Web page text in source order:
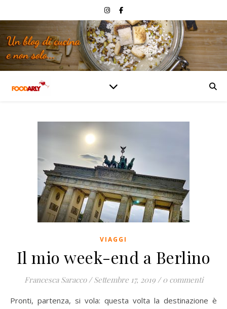
VIAGGI
Il mio week-end a Berlino
Francesca Saracco / Settembre 17, 2019 / 0 commenti
Pronti, partenza, si vola: questa volta la destinazione è